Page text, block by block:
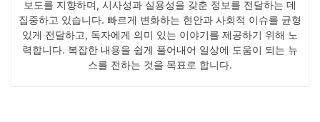
보도를 지향하며, 시사성과 실용성을 갖춘 정보를 전달하는 데
집중하고 있습니다. 빠르게 변화하는 현안과 사회적 이슈를 균형
있게 전달하고, 독자에게 의미 있는 이야기를 제공하기 위해 노
력합니다. 복잡한 내용을 쉽게 풀어내어 일상에 도움이 되는 뉴
스를 전하는 것을 목표로 합니다.